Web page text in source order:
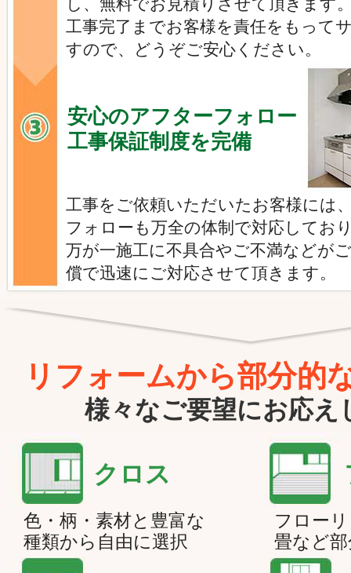
し、無料でお見積りさせて頂きます
工事完了までお客様を責任をもって
すので、どうぞご安心ください。
安心のアフターフォロー
工事保証制度を完備
工事をご依頼いただいたお客様には
フォローも万全の体制で対応してお
万が一施工に不具合やご不満などが
償で迅速にご対応させて頂きます。
リフォームから部分的
様々なご要望にお応え
クロス
色・柄・素材と豊富な
種類から自由に選択
フロー
畳など